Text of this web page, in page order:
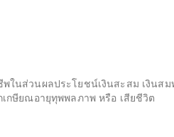
พในส่วนผลประโยชน์เงินสะสม เงิน
เกษียณอายุทุพพลภาพ หรือ เสียชีวิต